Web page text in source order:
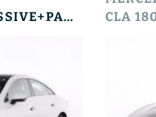
CLA 250+EQ PROGRESSIVE+PANO+LED+KEYGO+HUD+KAMERA